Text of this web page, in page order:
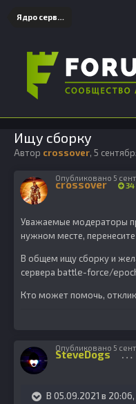
Ядро сервера
Ищу сборку
Автор crossover, 5
crossover 34
Опубликовано 5
Уважаемые модераторы
нужном месте,
В общем ищу сборку и
сервера battle-force/
Кто может помочь,
SteveDogs
Опубликовано 5
В 05.09.2021 в 20:06,